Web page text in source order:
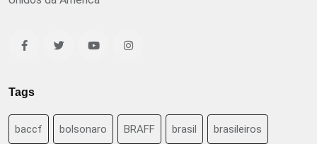
Tags
baccf bolsonaro BRAFF brasil brasileiros